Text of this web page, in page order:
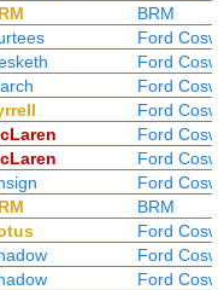
BRM
Ford
Ford
Ford
Ford
Ford
Ford
Ford
BRM
Ford
Ford
Ford